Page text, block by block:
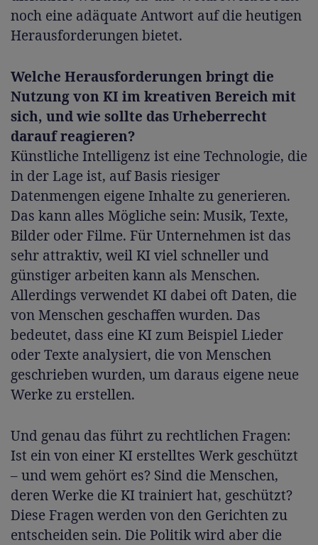
noch eine adäquate Antwort auf die heutigen
Herausforderungen bietet.
Welche Herausforderungen bringt die
Nutzung von KI im kreativen Bereich mit
sich, und wie sollte das Urheberrecht
darauf reagieren?
Künstliche Intelligenz ist eine Technologie, die
in der Lage ist, auf Basis riesiger
Datenmengen eigene Inhalte zu generieren.
Das kann alles Mögliche sein: Musik, Texte,
Bilder oder Filme. Für Unternehmen ist das
sehr attraktiv, weil KI viel schneller und
günstiger arbeiten kann als Menschen.
Allerdings verwendet KI dabei oft Daten, die
von Menschen geschaffen wurden. Das
bedeutet, dass eine KI zum Beispiel Lieder
oder Texte analysiert, die von Menschen
geschrieben wurden, um daraus eigene neue
Werke zu erstellen.
Und genau das führt zu rechtlichen Fragen:
Ist ein von einer KI erstelltes Werk geschützt
– und wem gehört es? Sind die Menschen,
deren Werke die KI trainiert hat, geschützt?
Diese Fragen werden von den Gerichten zu
entscheiden sein. Die Politik wird aber die